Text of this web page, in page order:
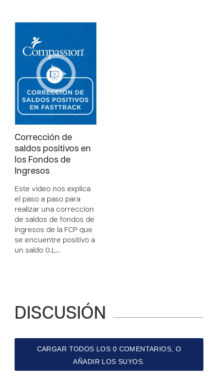
Corrección de
saldos positivos en
los Fondos de
Ingresos
Este video nos explica
el paso a paso para
realizar una correccion
de saldos de fondos de
ingresos de la FCP que
se encuentre positivo a
un saldo 0.L…
DISCUSIÓN
CARGAR TODOS LOS 0 COMENTARIOS, O
AÑADIR LOS SUYOS.